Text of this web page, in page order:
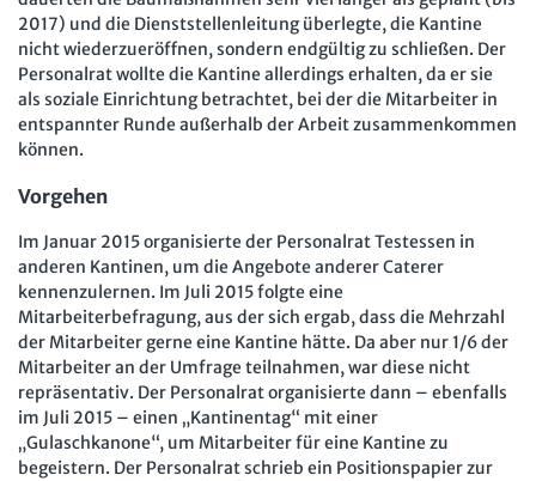
Soziales Recht
Digitales Arbeits- und Sozialrecht
Soziale Sicherheit
Erklärung zur Barrierefreiheit
Widerruf
Widerrufsrecht
Verlag
Karriere Buchhandel
2017) und die Dienststellenleitung überlegte, die Kantine
nicht wiederzueröffnen, sondern endgültig zu schließen. Der
Personalrat wollte die Kantine allerdings erhalten, da er sie
als soziale Einrichtung betrachtet, bei der die Mitarbeiter in
entspannter Runde außerhalb der Arbeit zusammenkommen
können.
Vorgehen
Im Januar 2015 organisierte der Personalrat Testessen in
anderen Kantinen, um die Angebote anderer Caterer
kennenzulernen. Im Juli 2015 folgte eine
Mitarbeiterbefragung, aus der sich ergab, dass die Mehrzahl
der Mitarbeiter gerne eine Kantine hätte. Da aber nur 1/6 der
Mitarbeiter an der Umfrage teilnahmen, war diese nicht
repräsentativ. Der Personalrat organisierte dann – ebenfalls
im Juli 2015 – einen „Kantinentag“ mit einer
„Gulaschkanone“, um Mitarbeiter für eine Kantine zu
begeistern. Der Personalrat schrieb ein Positionspapier zur